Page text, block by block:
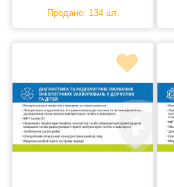
Продано: 134 шт.